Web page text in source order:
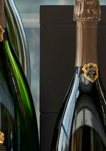
だ経験、知見を余裕をも
シャルに寄り添いたい。
放たれつつある世代の
』が発信する
、活用できる
ました。
と、プレゼント応募情報
ント、ブランドのエクス
特別なコンテンツ情報を
更に『AdvancedTime』